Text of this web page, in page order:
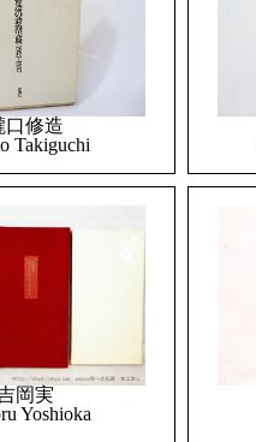
口修造
Takiguchi
岡実
Yoshioka